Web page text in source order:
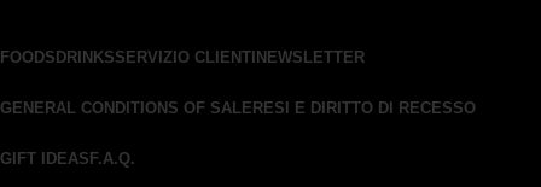
FOODS DRINKSSERVIZIO CLIENTI NEWSLETTER
GENERAL CONDITIONS OF SALE RESI E DIRITTO DI RECESSO
GIFT IDEAS F.A.Q.